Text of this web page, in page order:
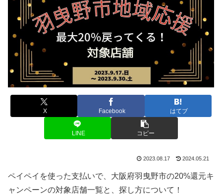
X Facebook はてブ
LINE コピー
2023.08.17 2024.05.21
ペイペイを使った支払いで、大阪府羽曳野市の20%還元キ
ャンペーンの対象店舗一覧と、探し方について！